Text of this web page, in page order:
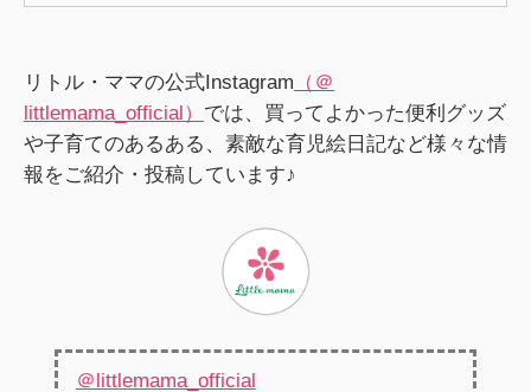
リトル・ママの公式Instagram （＠
littlemama_official） では、買ってよかった便利グッズ
や子育てのあるある、素敵な育児絵日記など様々な情
報をご紹介・投稿しています♪
＠littlemama_official